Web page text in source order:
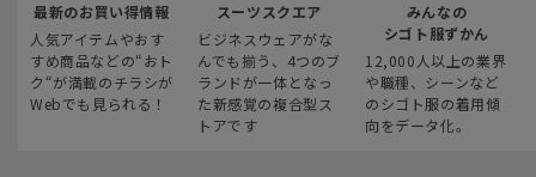
最新のお買い得情報
人気アイテムやおす
すめ商品などの“おト
ク“が満載のチラシが
Webでも見られる！
スーツスクエア
ビジネスウェアがな
んでも揃う、4つのブ
ランドが一体となっ
た新感覚の複合型ス
トアです
みんなの
シゴト服ずかん
12,000人以上の業界
や職種、シーンなど
のシゴト服の着用傾
向をデータ化。